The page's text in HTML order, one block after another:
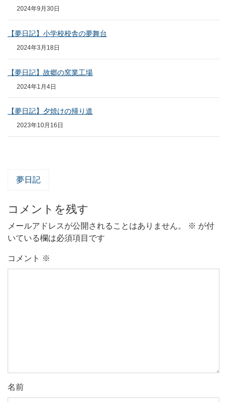
2024年9月30日
【夢日記】小学校校舎の夢舞台
2024年3月18日
【夢日記】故郷の窯業工場
2024年1月4日
【夢日記】夕焼けの帰り道
2023年10月16日
夢日記
コメントを残す
メールアドレスが公開されることはありません。 ※ が付
いている欄は必須項目です
コメント ※
名前